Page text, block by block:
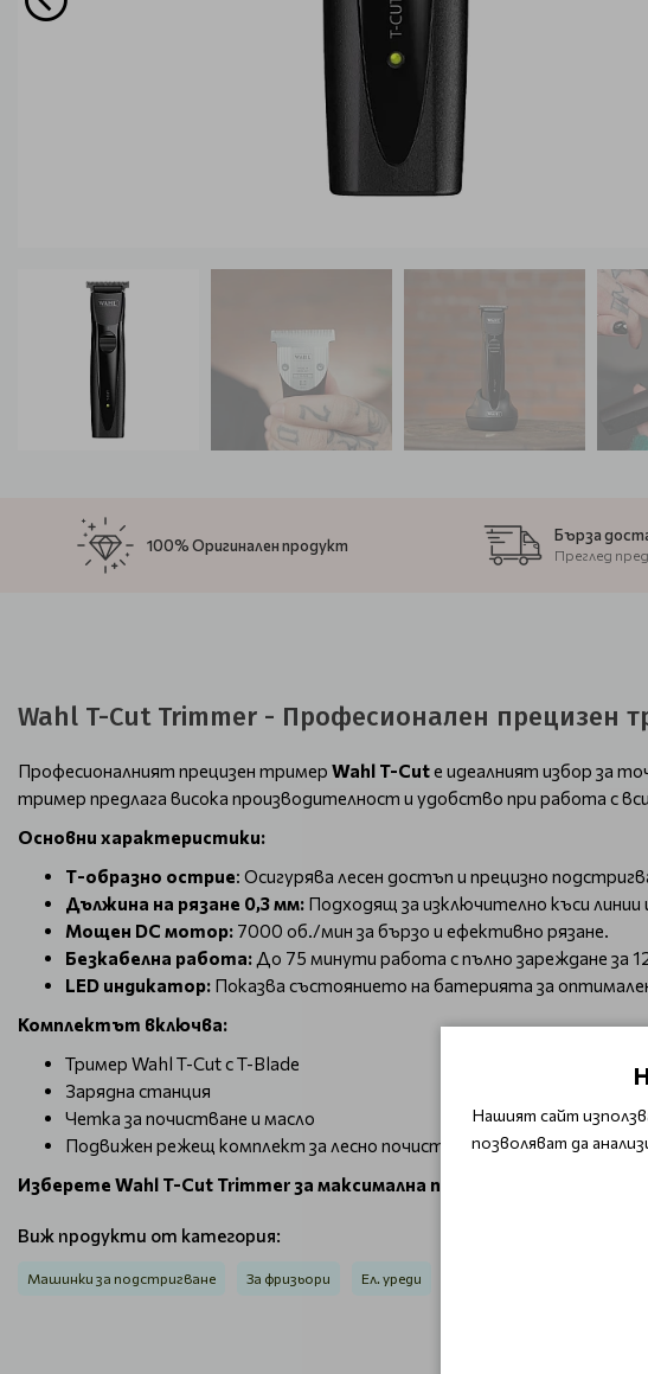
100% Оригинален продукт
Бърза
Преглед
Wahl T-Cut Trimmer - Професионален прецизен
Професионалният прецизен тример Wahl T-Cutе идеалният избор за
тример предлага висока производителност и удобство при работа с
Основни характеристики:
Т-образно острие: Осигурява лесен достъп и прецизно
Дължина на рязане 0,3 мм: Подходящ за изключително къси линии
Мощен DC мотор: 7000 об./мин за бързо и ефективно рязане.
Безкабелна работа: До 75 минути работа с пълно зареждане за
LED индикатор: Показва състоянието на батерията за
Комплектът включва:
Тример Wahl T-Cut с T-Blade
Зарядна станция
Четка за почистване и масло
Подвижен режещ комплект за лесно почистване
Изберете Wahl T-Cut Trimmer за максимална прецизност и
Виж продукти от категория:
Машинки за подстригване За фризьори Ел. уреди
Нашият сайт
позволяват да